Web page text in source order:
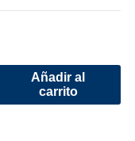
Añadir al
carrito